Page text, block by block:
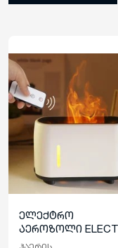
ელექტრო
აეროზოლი
AROMA DIFFUSER